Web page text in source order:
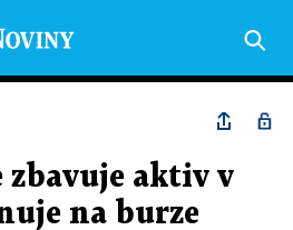
zbavuje aktiv v
na burze